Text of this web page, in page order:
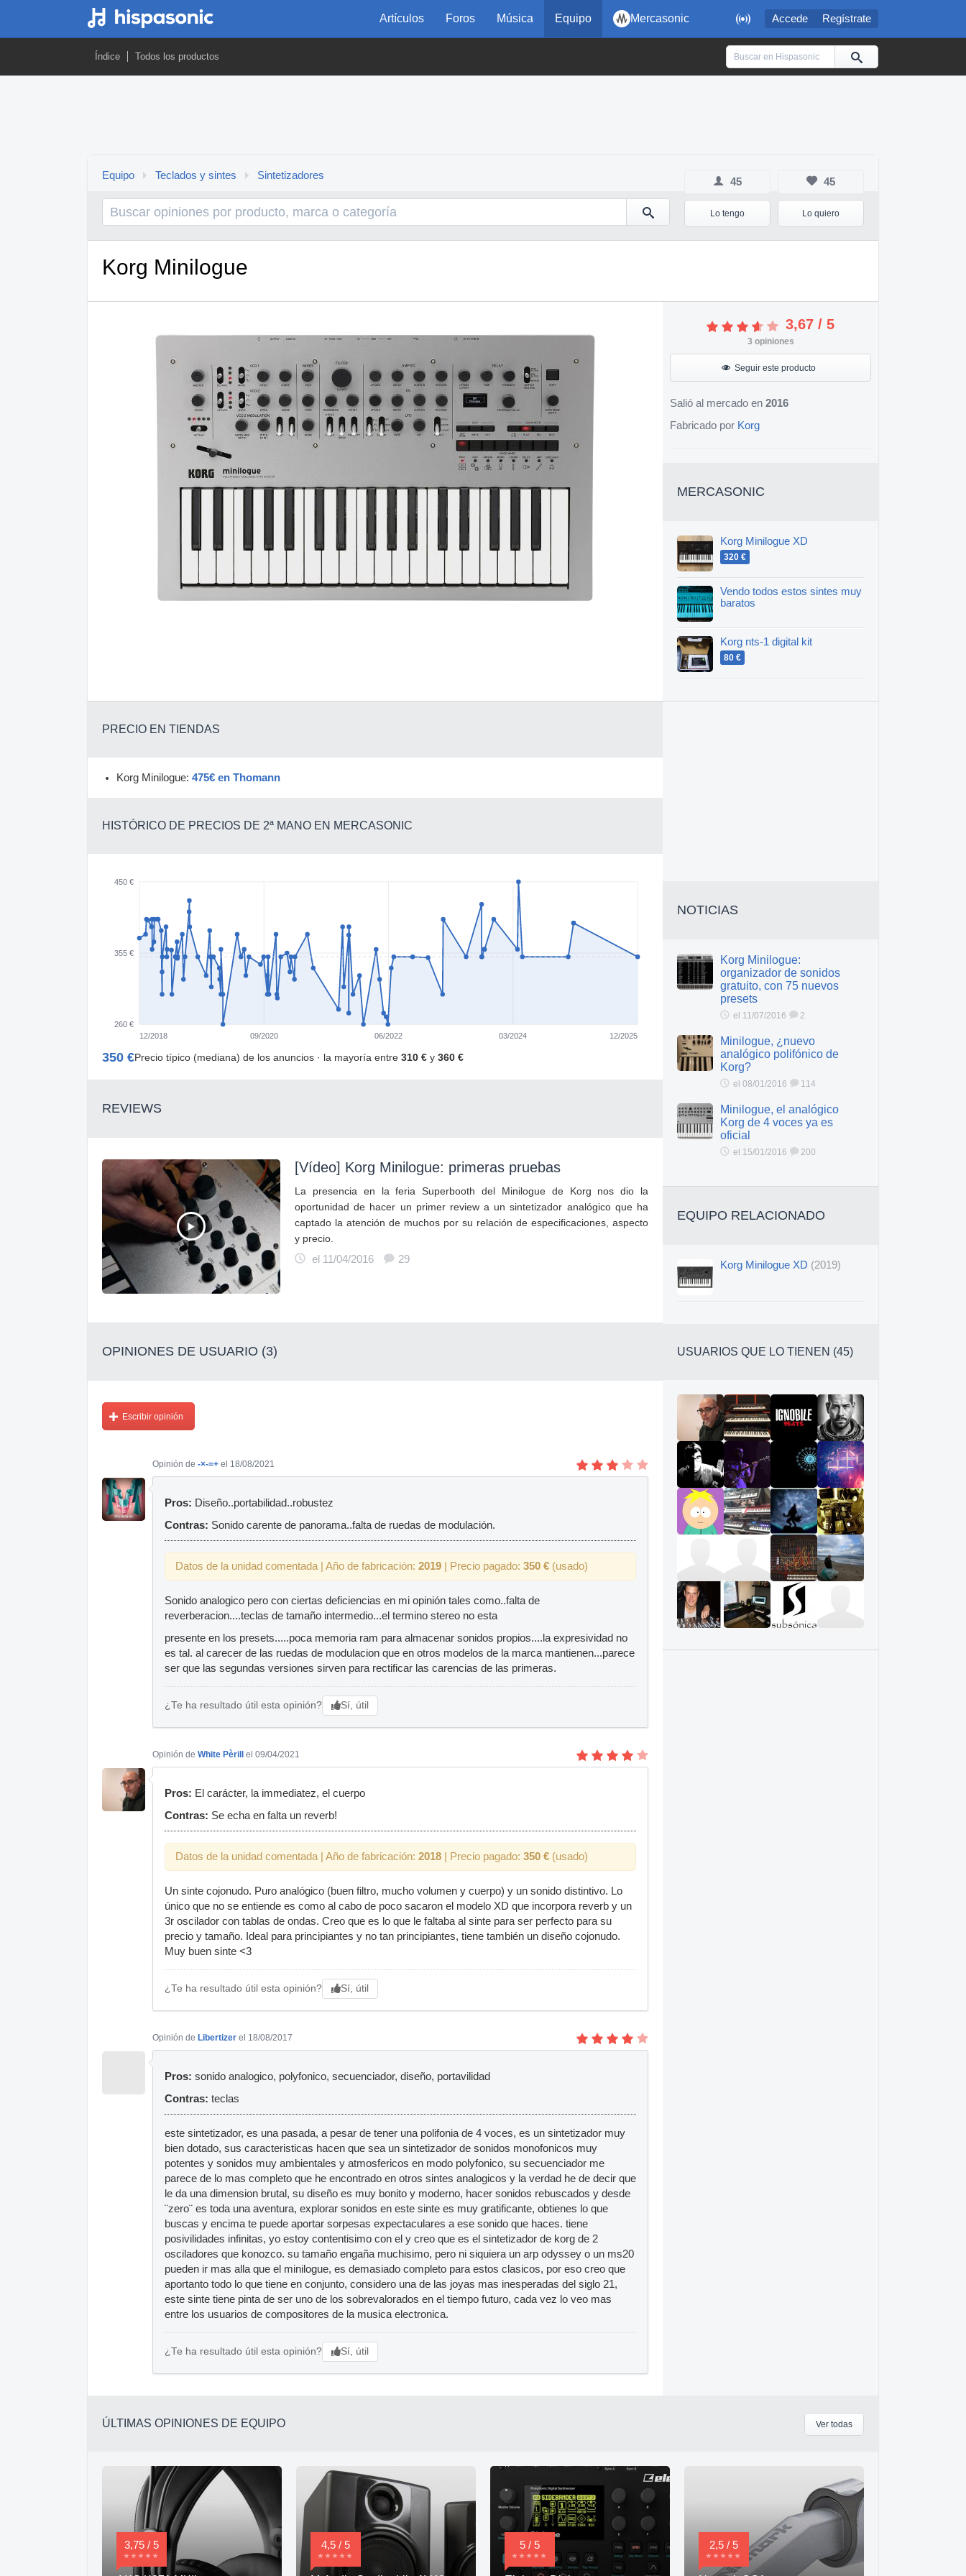
 Accede Regístrate
Artículos Foros Música Equipo Mercasonic
Índice Todos los productos
45
Lo tengo
45
Lo quiero
Equipo Teclados y sintes Sintetizadores
Korg Minilogue
3,67 / 5
3 opiniones
Seguir este producto
Salió al mercado en 2016
Fabricado por Korg
MERCASONIC
Korg Minilogue XD
320 €
Vendo todos estos sintes muy
baratos
Korg nts-1 digital kit
80 €
PRECIO EN TIENDAS
Korg Minilogue: 475€ en Thomann
HISTÓRICO DE PRECIOS DE 2ª MANO EN MERCASONIC
260 €
355 €
450 €
12/2018 09/2020 06/2022 03/2024 12/2025
350 €Precio típico (mediana) de los anuncios · la mayoría entre 310 € y 360 €
REVIEWS
[Vídeo] Korg Minilogue: primeras pruebas
La presencia en la feria Superbooth del Minilogue de Korg nos dio la
oportunidad de hacer un primer review a un sintetizador analógico que ha
captado la atención de muchos por su relación de especificaciones, aspecto
y precio.
el 11/04/2016
29
OPINIONES DE USUARIO (3)
Escribir opinión
Opinión de -×-=+ el 18/08/2021
Pros: Diseño..portabilidad..robustez
Contras: Sonido carente de panorama..falta de ruedas de modulación.
Datos de la unidad comentada | Año de fabricación: 2019 | Precio pagado: 350 € (usado)
Sonido analogico pero con ciertas deficiencias en mi opinión tales como..falta de
reverberacion....teclas de tamaño intermedio...el termino stereo no esta
presente en los presets.....poca memoria ram para almacenar sonidos propios....la expresividad no
es tal. al carecer de las ruedas de modulacion que en otros modelos de la marca mantienen...parece
ser que las segundas versiones sirven para rectificar las carencias de las primeras.
¿Te ha resultado útil esta opinión? Sí, útil
Opinión de White Pèrill el 09/04/2021
Pros: El carácter, la immediatez, el cuerpo
Contras: Se echa en falta un reverb!
Datos de la unidad comentada | Año de fabricación: 2018 | Precio pagado: 350 € (usado)
Un sinte cojonudo. Puro analógico (buen filtro, mucho volumen y cuerpo) y un sonido distintivo. Lo
único que no se entiende es como al cabo de poco sacaron el modelo XD que incorpora reverb y un
3r oscilador con tablas de ondas. Creo que es lo que le faltaba al sinte para ser perfecto para su
precio y tamaño. Ideal para principiantes y no tan principiantes, tiene también un diseño cojonudo.
Muy buen sinte <3
¿Te ha resultado útil esta opinión? Sí, útil
Opinión de Libertizer el 18/08/2017
Pros: sonido analogico, polyfonico, secuenciador, diseño, portavilidad
Contras: teclas
este sintetizador, es una pasada, a pesar de tener una polifonia de 4 voces, es un sintetizador muy
bien dotado, sus caracteristicas hacen que sea un sintetizador de sonidos monofonicos muy
potentes y sonidos muy ambientales y atmosfericos en modo polyfonico, su secuenciador me
parece de lo mas completo que he encontrado en otros sintes analogicos y la verdad he de decir que
le da una dimension brutal, su diseño es muy bonito y moderno, hacer sonidos rebuscados y desde
¨zero¨ es toda una aventura, explorar sonidos en este sinte es muy gratificante, obtienes lo que
buscas y encima te puede aportar sorpesas expectaculares a ese sonido que haces. tiene
posivilidades infinitas, yo estoy contentisimo con el y creo que es el sintetizador de korg de 2
osciladores que konozco. su tamaño engaña muchisimo, pero ni siquiera un arp odyssey o un ms20
pueden ir mas alla que el minilogue, es demasiado completo para estos clasicos, por eso creo que
aportanto todo lo que tiene en conjunto, considero una de las joyas mas inesperadas del siglo 21,
este sinte tiene pinta de ser uno de los sobrevalorados en el tiempo futuro, cada vez lo veo mas
entre los usuarios de compositores de la musica electronica.
¿Te ha resultado útil esta opinión? Sí, útil
NOTICIAS
Korg Minilogue:
organizador de sonidos
gratuito, con 75 nuevos
presets
el 11/07/2016 2
Minilogue, ¿nuevo
analógico polifónico de
Korg?
el 08/01/2016 114
Minilogue, el analógico
Korg de 4 voces ya es
oficial
el 15/01/2016 200
EQUIPO RELACIONADO
Korg Minilogue XD (2019)
USUARIOS QUE LO TIENEN (45)
ÚLTIMAS OPINIONES DE EQUIPO Ver todas
3,75 / 5 4,5 / 5 5 / 5 2,5 / 5